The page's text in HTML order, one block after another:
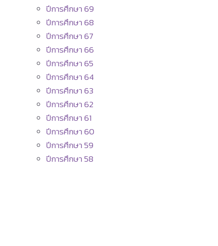
ปีการศึกษา 69
ปีการศึกษา 68
ปีการศึกษา 67
ปีการศึกษา 66
ปีการศึกษา 65
ปีการศึกษา 64
ปีการศึกษา 63
ปีการศึกษา 62
ปีการศึกษา 61
ปีการศึกษา 60
ปีการศึกษา 59
ปีการศึกษา 58